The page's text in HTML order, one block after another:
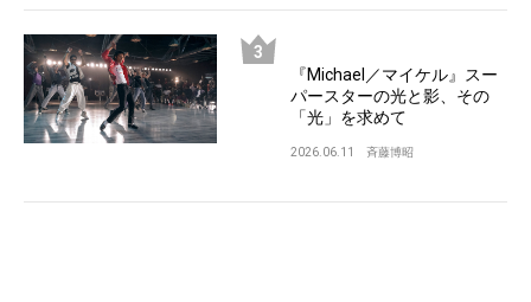
『Michael／マイケル』スー
パースターの光と影、その
「光」を求めて
2026.06.11 斉藤博昭